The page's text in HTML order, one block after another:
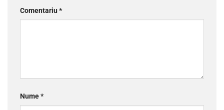
Comentariu*
Nume*